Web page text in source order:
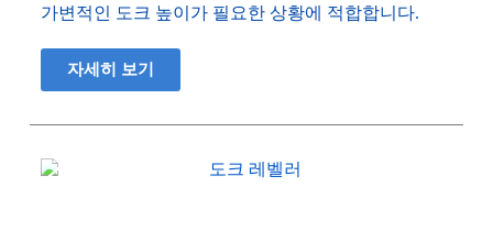
가변적인 도크 높이가 필요한 상황에 적합합니다.
자세히 보기